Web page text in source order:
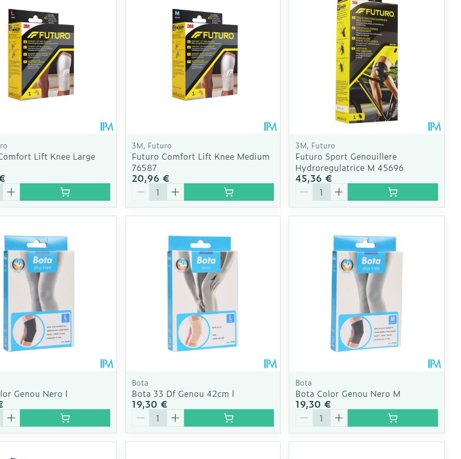
Ombres à paupières
Afficher plus
Soin intime
Massage
Afficher plus
Eau micellaire
Afficher plus
Compléments
Répulsifs anti-insectes Senteur
Autobronzants Rasage
Masques chirurgique
Lift Knee Large
3M, Futuro
Futuro Comfort Lift Knee Medium
76587
20,96 €
Quantité
3M, Futuro
Futuro Sport Genouillere
Hydroregulatrice M 45696
45,36 €
Quantité
Genou Nero l
Bota
Bota 33 Df Genou 42cm l
19,30 €
Quantité
Bota
Bota Color Genou Nero M
19,30 €
Quantité